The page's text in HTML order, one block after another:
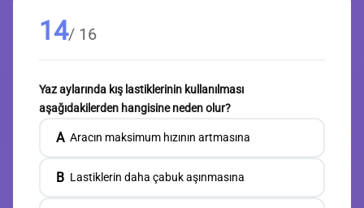
14/ 16
Yaz aylarında kış lastiklerinin kullanılması
aşağıdakilerden hangisine neden olur?
A Aracın maksimum hızının artmasına
B Lastiklerin daha çabuk aşınmasına